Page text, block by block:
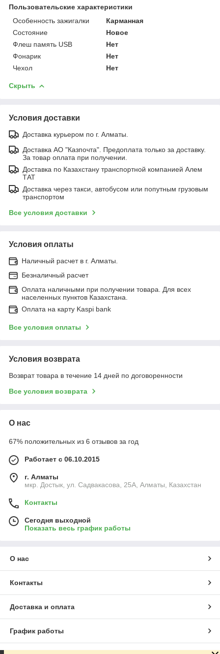
Пользовательские характеристики
Особенность зажигалки
Карманная
Состояние
Новое
Флеш память USB
Нет
Фонарик
Нет
Чехол
Нет
Скрыть
Условия доставки
Доставка курьером по г. Алматы.
Доставка АО "Казпочта". Предоплата только за доставку.
За товар оплата при получении.
Доставка по Казахстану транспортной компанией Алем
ТАТ
Доставка через такси, автобусом или попутным грузовым
транспортом
Все условия доставки
Условия оплаты
Наличный расчет в г. Алматы.
Безналичный расчет
Оплата наличными при получении товара. Для всех
населенных пунктов Казахстана.
Оплата на карту Kaspi bank
Все условия оплаты
Условия возврата
Возврат товара в течение 14 дней по договоренности
Все условия возврата
О нас
67% положительных из 6 отзывов за год
Работает с 06.10.2015
г. Алматы
мкр. Достык, ул. Садвакасова, 25А, Алматы, Казахстан
Контакты
Сегодня выходной
Показать весь график работы
О нас
Контакты
Доставка и оплата
График работы